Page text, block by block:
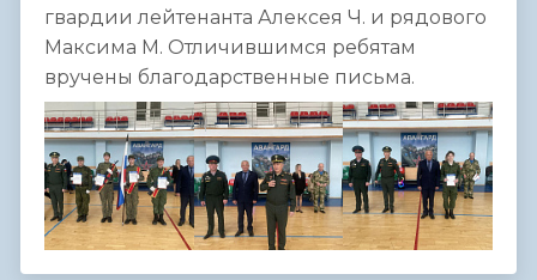
гвардии лейтенанта Алексея Ч. и рядового
Максима М. Отличившимся ребятам
вручены благодарственные письма.